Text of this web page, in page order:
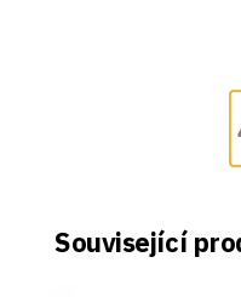
Související